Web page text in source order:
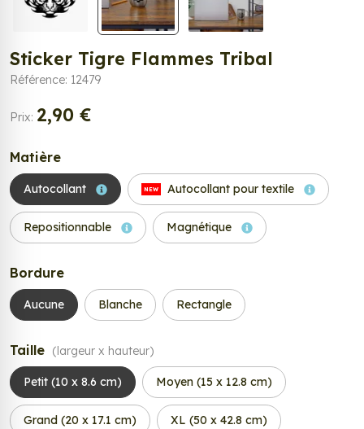
Sticker Tigre Flammes Tribal
Référence: 12479
Prix: 2,90 €
Matière
Autocollant NEW Autocollant pour textile
Repositionnable Magnétique
Bordure
Aucune Blanche Rectangle
Taille (largeur x hauteur)
Petit (10 x 8.6 cm) Moyen (15 x 12.8 cm)
Grand (20 x 17.1 cm) XL (50 x 42.8 cm)